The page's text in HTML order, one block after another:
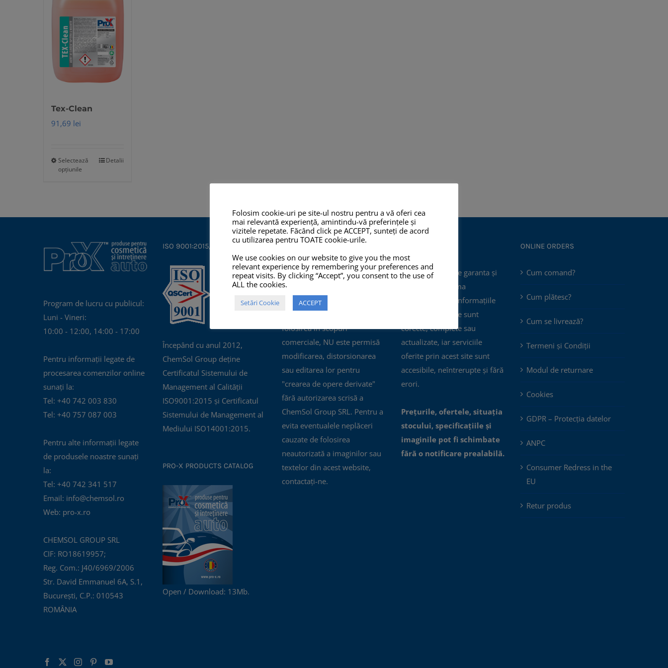
Tex-Clean
91,69 lei
Selectează
opțiunile
Acest
multe
Opțiunile
pot
în
produsului.
Detalii
Program de lucru cu publicul:
Luni - Vineri:
10:00 - 12:00, 14:00 - 17:00
Pentru informații legate de
procesarea comenzilor online
sunați la:
Tel: +40 742 003 830
Tel: +40 757 087 003
Pentru alte informații legate
de produsele noastre sunați
la:
Tel: +40 742 341 517
Email: info@chemsol.ro
Web: pro-x.ro
CHEMSOL GROUP SRL
CIF: RO18619957;
Reg. Com.: J40/6969/2006
Str. David Emmanuel 6A, S.1,
București, C.P.: 010543
ROMÂNIA
ISO 9001:2015, ISO 14001:2015
Începând cu anul 2012,
ChemSol Group deține
Certificatul Sistemului de
Management al Calității
ISO9001:2015 și Certificatul
Sistemului de Management al
Mediului ISO14001:2015.
PRO-X PRODUCTS CATALOG
Open / Download: 13Mb.
TOATE imaginile și textele din
acest site sunt proprietate
privată și NU este permisă
folosirea în scopuri
comerciale, NU este permisă
modificarea, distorsionarea
sau editarea lor pentru
"crearea de opere derivate"
fără autorizarea scrisă a
ChemSol Group SRL. Pentru a
evita eventualele neplăceri
cauzate de folosirea
neautorizată a imaginilor sau
textelor din acest website,
contactați-ne.
Pro-X.ro nu poate garanta și
nu își poate asuma
răspunderea că informațiile
prezentate pe site sunt
corecte, complete sau
actualizate, iar serviciile
oferite prin acest site sunt
accesibile, neîntrerupte și fără
erori.
Prețurile, ofertele, situația
stocului, specificațiile și
imaginile pot fi schimbate
fără o notificare prealabilă.
ONLINE ORDERS
Cum comand?
Cum plătesc?
Cum se livrează?
Termeni și Condiții
Modul de returnare
Cookies
GDPR – Protecția datelor
ANPC
Consumer Redress in the
EU
Retur produs
Folosim cookie-uri pe site-ul nostru pentru a vă oferi cea
mai relevantă experiență, amintindu-vă preferințele și
vizitele repetate. Făcând click pe ACCEPT, sunteți de acord
cu utilizarea pentru TOATE cookie-urile.
We use cookies on our website to give you the most
relevant experience by remembering your preferences and
repeat visits. By clicking “Accept”, you consent to the use of
ALL the cookies.
Setări Cookie ACCEPT